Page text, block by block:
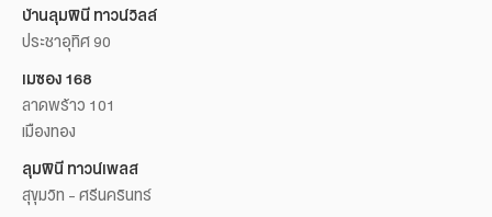
บ้านลุมพินี ทาวน์วิลล์
ประชาอุทิศ 90
เมซอง 168
ลาดพร้าว 101
เมืองทอง
ลุมพินี ทาวน์เพลส
สุขุมวิท - ศรีนครินทร์